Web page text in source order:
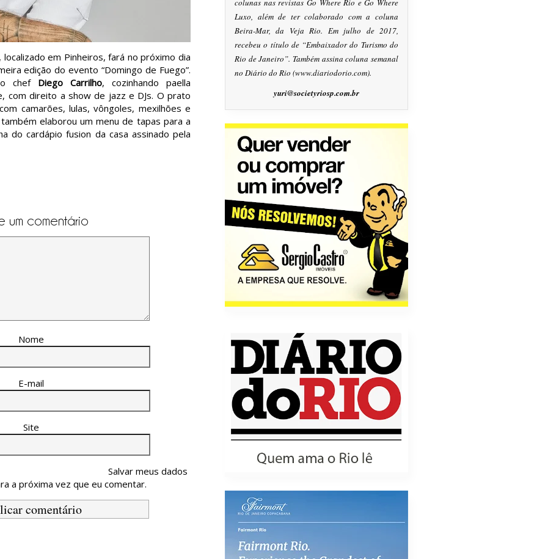
, localizado em Pinheiros, fará no próximo dia
edição do evento “Domingo de Fuego”.
chef Diego Carrilho, cozinhando paella
com direito a show de jazz e DJs. O prato
camarões, lulas, vôngoles, mexilhões e
elaborou um menu de tapas para a
do cardápio fusion da casa assinado pela
um comentário
Nome
E-mail
Site
Salvar meus dados
a próxima vez que eu comentar.
colunas nas revistas Go Where Rio e Go Where
Luxo, além de ter colaborado com a coluna
Beira-Mar, da Veja Rio. Em julho de 2017,
recebeu o título de “Embaixador do Turismo do
Rio de Janeiro”. Também assina coluna semanal
no Diário do Rio (www.diariodorio.com).
yuri@societyriosp.com.br